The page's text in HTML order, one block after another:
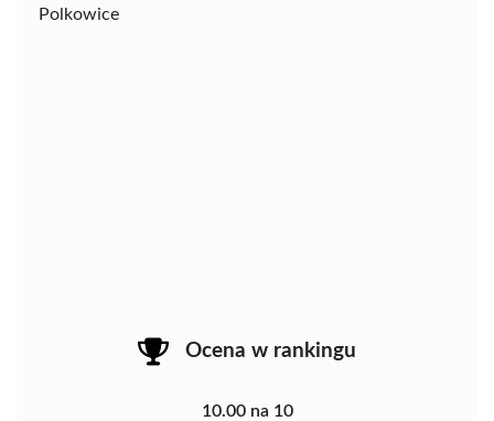
Polkowice
Ocena w rankingu
10.00 na 10